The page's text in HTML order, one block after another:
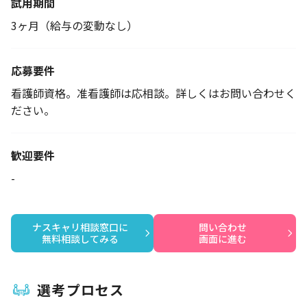
3ヶ月（給与の変動なし）
応募要件
看護師資格。准看護師は応相談。詳しくはお問い合わせく
ださい。
歓迎要件
-
ナスキャリ相談窓口に
無料相談してみる
問い合わせ
画面に進む
選考プロセス